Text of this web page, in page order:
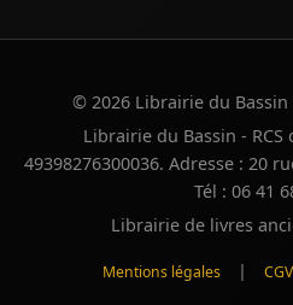
© 2026 Librairie du
Librairie du Bassin - RCS
49398276300036. Adresse : 20
Tél : 06 41
Librairie de livres
Mentions légales | CGV